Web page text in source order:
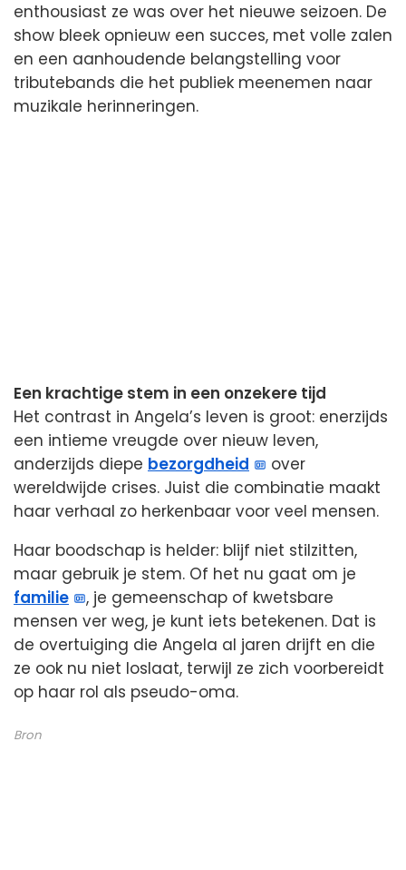
enthousiast ze was over het nieuwe seizoen. De
show bleek opnieuw een succes, met volle zalen
en een aanhoudende belangstelling voor
tributebands die het publiek meenemen naar
muzikale herinneringen.
Een krachtige stem in een onzekere tijd
Het contrast in Angela’s leven is groot: enerzijds
een intieme vreugde over nieuw leven,
anderzijds diepe bezorgdheid
over
wereldwijde crises. Juist die combinatie maakt
haar verhaal zo herkenbaar voor veel mensen.
Haar boodschap is helder: blijf niet stilzitten,
maar gebruik je stem. Of het nu gaat om je
familie
, je gemeenschap of kwetsbare
mensen ver weg, je kunt iets betekenen. Dat is
de overtuiging die Angela al jaren drijft en die
ze ook nu niet loslaat, terwijl ze zich voorbereidt
op haar rol als pseudo-oma.
Bron